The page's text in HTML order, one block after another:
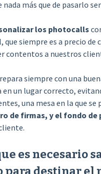
nada más que de pasarlo
los photocalls
que siempre es a precio de
contentos a nuestros
siempre con una
en un lugar correcto,
una mesa en la que se
de firmas, y el fondo
es necesario
para destinar el